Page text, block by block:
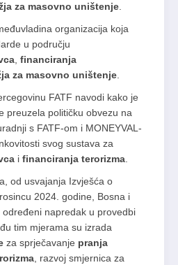
za masovno uništenje
organizacija koja
u području
financiranja
za masovno uništenje
FATF navodi kako je
preuzela političku obvezu na
s FATF-om i MONEYVAL-
svog sustava za
i financiranja terorizma
od usvajanja Izvješća o
2024. godine, Bosna i
napredak u provedbi
tim mjerama su izrada
za sprječavanje pranja
, razvoj smjernica za